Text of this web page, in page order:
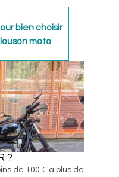
bien choisir
moto
?
de 100 € à plus de